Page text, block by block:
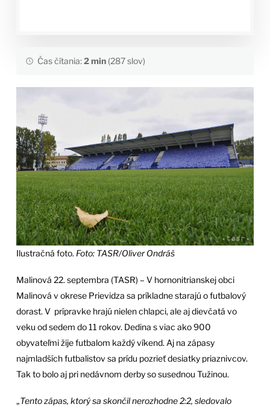
Čas čítania:2 min(287 slov)
Ilustračná foto. Foto: TASR/Oliver Ondráš
Malinová 22. septembra (TASR) – V hornonitrianskej obci
Malinová v okrese Prievidza sa príkladne starajú o futbalový
dorast. V prípravke hrajú nielen chlapci, ale aj dievčatá vo
veku od sedem do 11 rokov. Dedina s viac ako 900
obyvateľmi žije futbalom každý víkend. Aj na zápasy
najmladších futbalistov sa prídu pozrieť desiatky priaznivcov.
Tak to bolo aj pri nedávnom derby so susednou Tužinou.
„Tento zápas, ktorý sa skončil nerozhodne 2:2, sledovalo